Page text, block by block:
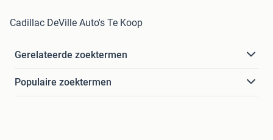
Cadillac DeVille Auto's Te Koop
Gerelateerde zoektermen
Populaire zoektermen